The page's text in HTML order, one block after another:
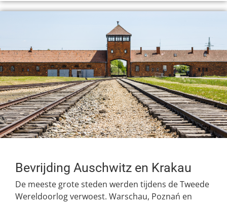
Bevrijding Auschwitz en Krakau
De meeste grote steden werden tijdens de Tweede
Wereldoorlog verwoest. Warschau, Poznań en